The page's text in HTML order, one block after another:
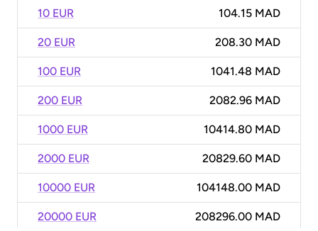
10 EUR 104.15 MAD
20 EUR 208.30 MAD
100 EUR 1041.48 MAD
200 EUR 2082.96 MAD
1000 EUR 10414.80 MAD
2000 EUR 20829.60 MAD
10000 EUR 104148.00 MAD
20000 EUR 208296.00 MAD